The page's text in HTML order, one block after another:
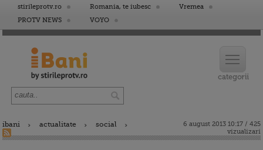
stirileprotv.ro Romania, te iubesc
Vremea
PROTV NEWS
VOYO
ibani actualitate social
6 august 2013 10:17 / 425
vizualizari